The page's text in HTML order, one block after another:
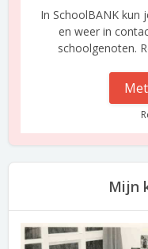
In SchoolBANK kun
en weer in
schoolgenoten.
Mijn